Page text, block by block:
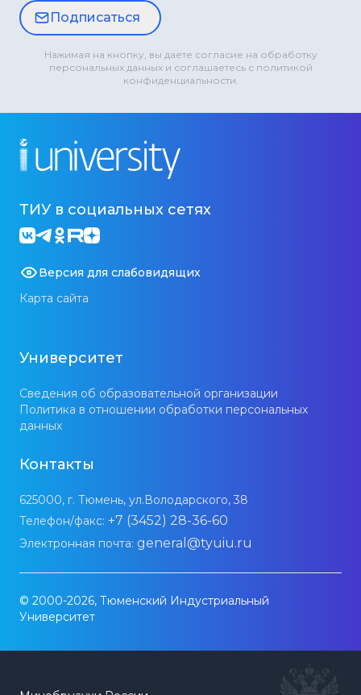
Подписаться
Нажимая на кнопку, вы даете согласие на обработку
персональных данных и соглашаетесь с политикой
конфиденциальности.
ТИУ в социальных сетях
Версия для слабовидящих
Карта сайта
Университет
Сведения об образовательной организации
Политика в отношении обработки персональных
данных
Контакты
625000, г. Тюмень, ул.Володарского, 38
Телефон/факс: +7 (3452) 28-36-60
Электронная почта: general@tyuiu.ru
© 2000-2026, Тюменский Индустриальный
Университет